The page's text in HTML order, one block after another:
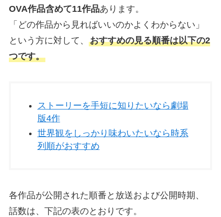
OVA作品含めて11作品あります。
「どの作品から見ればいいのかよくわからない」
という方に対して、 おすすめの見る順番は以下の2
つです。
ストーリーを手短に知りたいなら劇場
版4作
世界観をしっかり味わいたいなら時系
列順がおすすめ
各作品が公開された順番と放送および公開時期、
話数は、下記の表のとおりです。